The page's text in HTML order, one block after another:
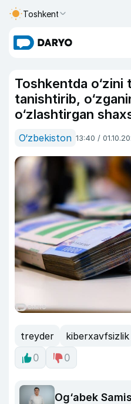
Toshkent
Toshkentda o‘zini
tanishtirib,
o‘zlashtirgan
O‘zbekiston 13:40 /
treyder
kiberxavfsizlik
0
0
Og‘abek